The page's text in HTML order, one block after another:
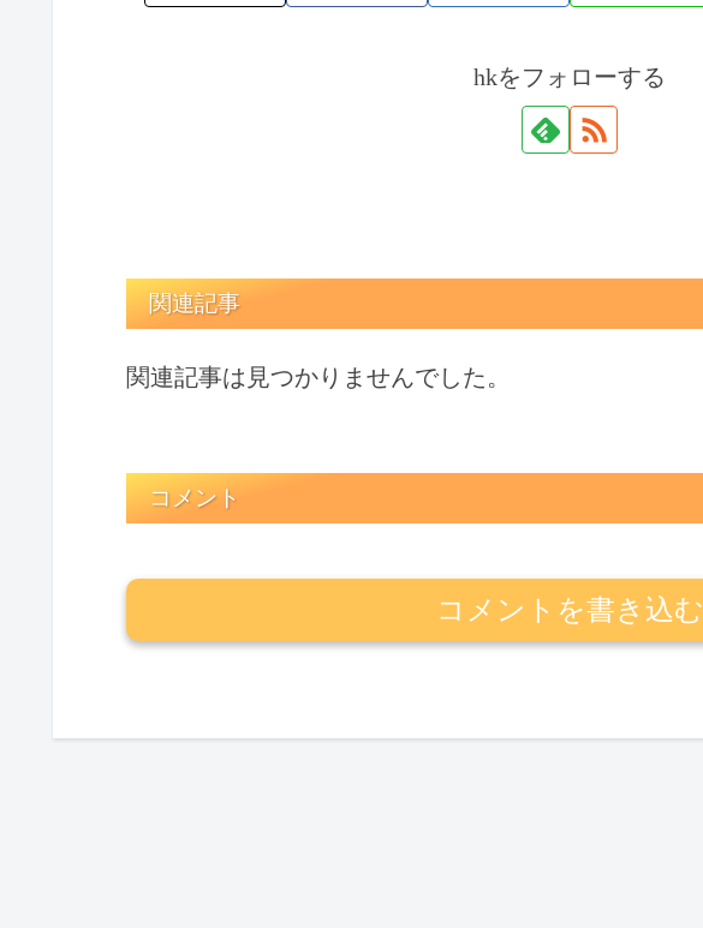
hkをフォローする
関連記事
関連記事は見つかりませんでした。
コメント
コメントを書き込む